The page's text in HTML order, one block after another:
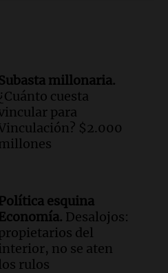
25 años, lucha
necesita un trasplante
viviend
rescataron a una
ocho días atrapada en
millonaria.
cuesta
para
$2.000
esquina
Desalojos:
del
no se aten
rulos